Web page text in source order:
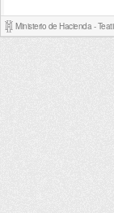
Ministerio de Hacienda -